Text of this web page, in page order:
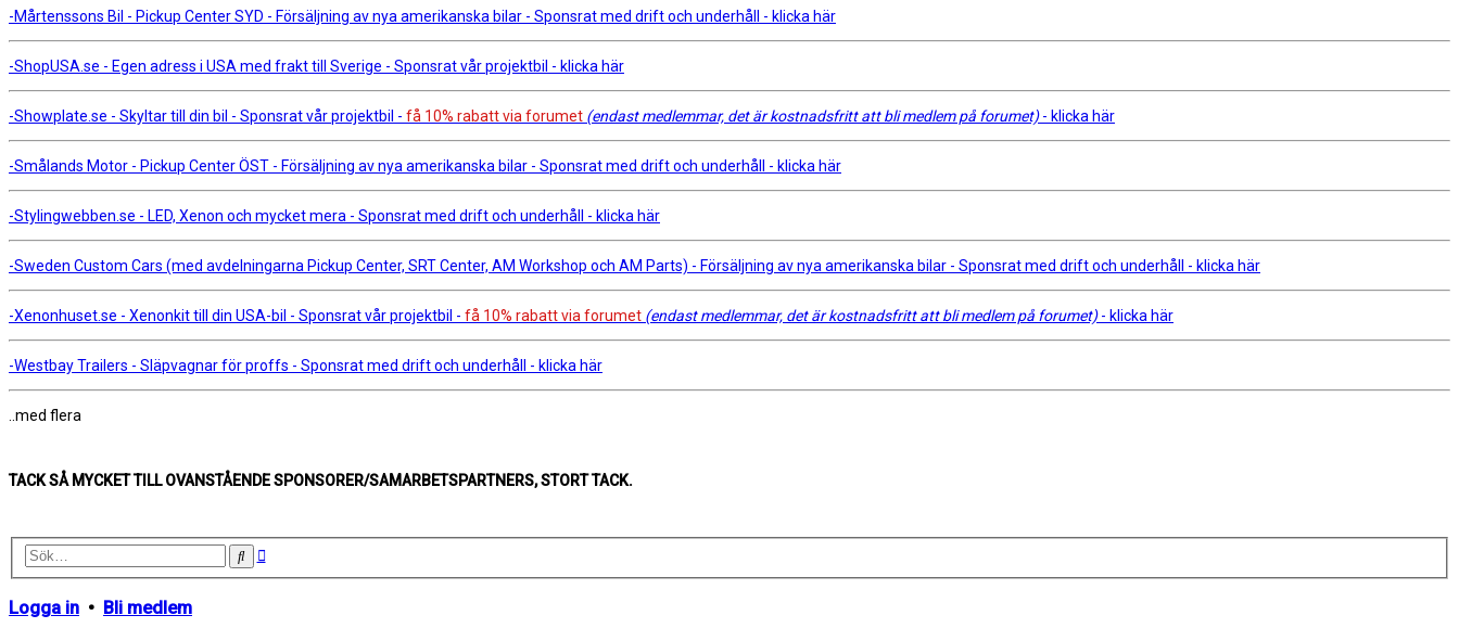
-Mårtenssons Bil - Pickup Center SYD - Försäljning av nya amerikanska bilar - Sponsrat med drift och underhåll - klicka här
-ShopUSA.se - Egen adress i USA med frakt till Sverige - Sponsrat vår projektbil - klicka här
-Showplate.se - Skyltar till din bil - Sponsrat vår projektbil - få 10% rabatt via forumet (endast medlemmar, det är kostnadsfritt att bli medlem på forumet)- klicka här
-Smålands Motor - Pickup Center ÖST - Försäljning av nya amerikanska bilar - Sponsrat med drift och underhåll - klicka här
-Stylingwebben.se - LED, Xenon och mycket mera - Sponsrat med drift och underhåll - klicka här
-Sweden Custom Cars (med avdelningarna Pickup Center, SRT Center, AM Workshop och AM Parts) - Försäljning av nya amerikanska bilar - Sponsrat med drift och underhåll - klicka här
-Xenonhuset.se - Xenonkit till din USA-bil - Sponsrat vår projektbil - få 10% rabatt via forumet (endast medlemmar, det är kostnadsfritt att bli medlem på forumet)- klicka här
-Westbay Trailers - Släpvagnar för proffs - Sponsrat med drift och underhåll - klicka här
..med flera
TACK SÅ MYCKET TILL OVANSTÅENDE SPONSORER/SAMARBETSPARTNERS, STORT TACK.
SökAvancerad
Logga in • Bli medlem